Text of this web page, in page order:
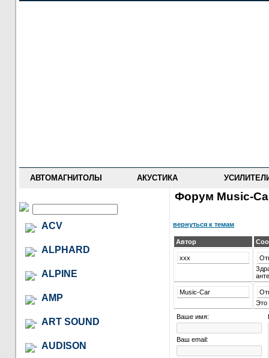
АВТОМАГНИТОЛЫ АКУСТИКА
ACV
ALPHARD
ALPINE
AMP
ART SOUND
AUDISON
Форум Music-
вернуться к темам
Автор
xxx
Music-Car
Это
Ваше имя:
Ваш email: